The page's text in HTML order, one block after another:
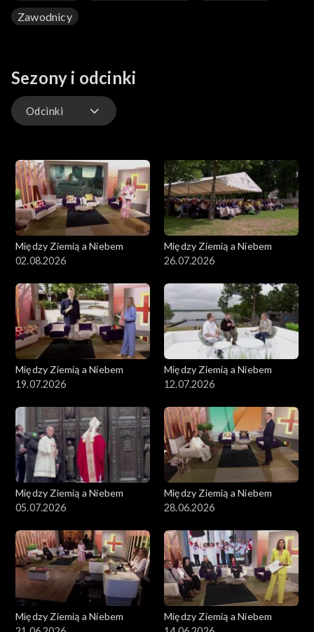
Zawodnicy
Sezony i odcinki
Odcinki
Między Ziemią a Niebem
02.08.2026
Między Ziemią a Niebem
26.07.2026
Między Ziemią a Niebem
19.07.2026
Między Ziemią a Niebem
12.07.2026
Między Ziemią a Niebem
05.07.2026
Między Ziemią a Niebem
28.06.2026
Między Ziemią a Niebem
Między Ziemią a Niebem